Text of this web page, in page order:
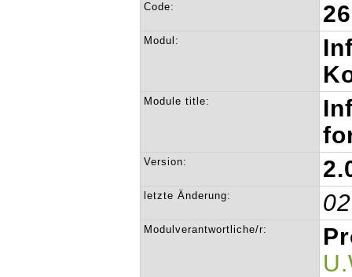
Code:
Modul:
Module title:
Version:
letzte Änderung:
Modulverantwortliche/r: